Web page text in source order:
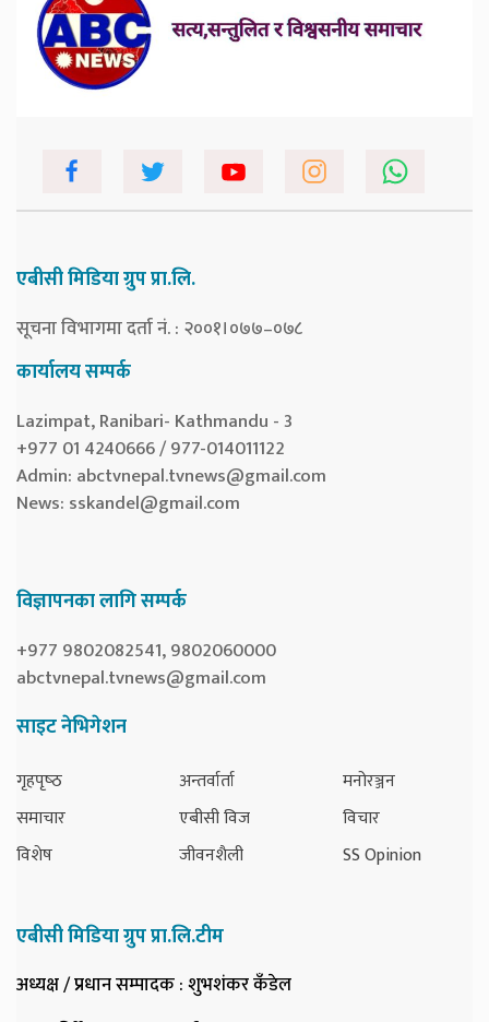
एबीसी मिडिया ग्रुप प्रा.लि.
सूचना विभागमा दर्ता नं. : २००१।०७७–०७८
कार्यालय सम्पर्क
Lazimpat, Ranibari- Kathmandu - 3
+977 01 4240666 / 977-014011122
Admin: abctvnepal.tvnews@gmail.com
News: sskandel@gmail.com
विज्ञापनका लागि सम्पर्क
+977 9802082541, 9802060000
abctvnepal.tvnews@gmail.com
साइट नेभिगेशन
गृहपृष्‍ठ
समाचार
विशेष
अन्तर्वार्ता
एबीसी विज
जीवनशैली
मनोरञ्जन
विचार
SS Opinion
एबीसी मिडिया ग्रुप प्रा.लि.टीम
अध्यक्ष / प्रधान सम्पादक: शुभशंकर कँडेल